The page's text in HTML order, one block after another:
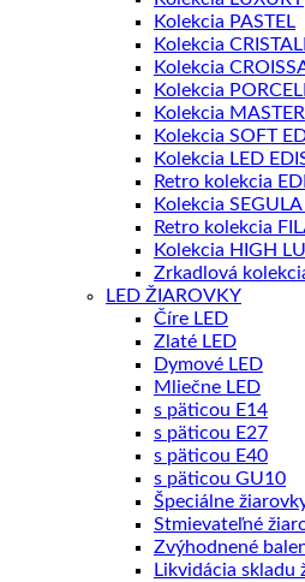
Kolekcia PASTEL
Kolekcia
Kolekcia
Kolekcia
Kolekcia
Kolekcia SOFT
Kolekcia LED
Retro kolekcia
Kolekcia
Retro kolekcia
Kolekcia HIGH
Zrkadlová
LED ŽIAROVKY
Číre LED
Zlaté LED
Dymové LED
Mliečne LED
s päticou E14
s päticou E27
s päticou E40
s päticou GU10
Špeciálne
Stmievateľné
Zvýhodnené
Likvidácia skladu